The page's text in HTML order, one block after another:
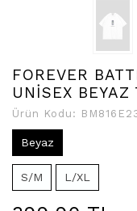
FOREVER
UNİSEX BEYAZ
Ürün Kodu:
Beyaz
S/M L/XL